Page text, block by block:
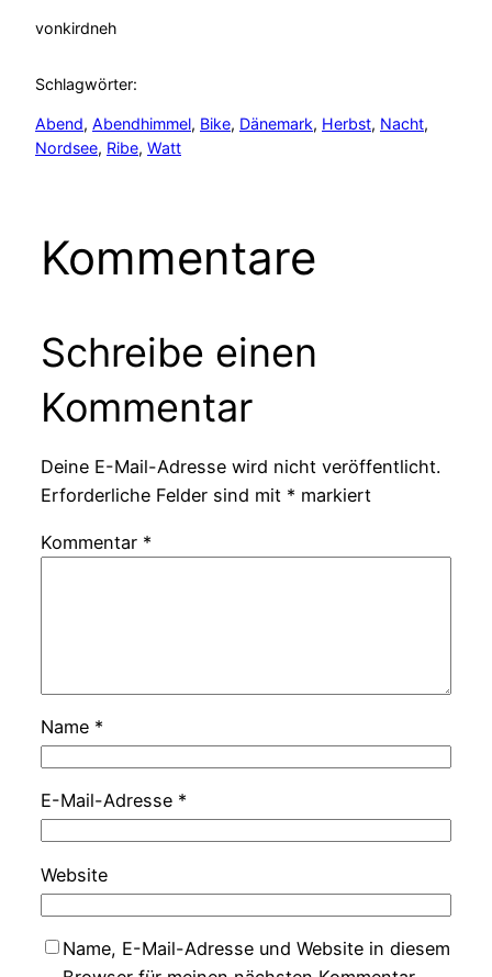
vonkirdneh
Schlagwörter:
Abend, Abendhimmel, Bike, Dänemark, Herbst, Nacht
Nordsee, Ribe, Watt
Kommentare
Schreibe einen
Kommentar
Deine E-Mail-Adresse wird nicht veröffentlicht.
Erforderliche Felder sind mit * markiert
Kommentar *
Name *
E-Mail-Adresse *
Website
Name, E-Mail-Adresse und Website in diesem